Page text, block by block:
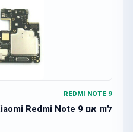
REDMI NOTE 9
לוח אם Xiaomi Redmi Note 9